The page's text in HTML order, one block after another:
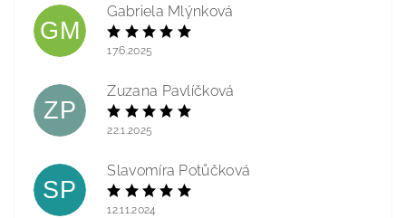
GM
Gabriela Mlýnková
17.6.2025
ZP
Zuzana Pavlíčková
22.1.2025
SP
Slavomíra Potůčková
12.11.2024